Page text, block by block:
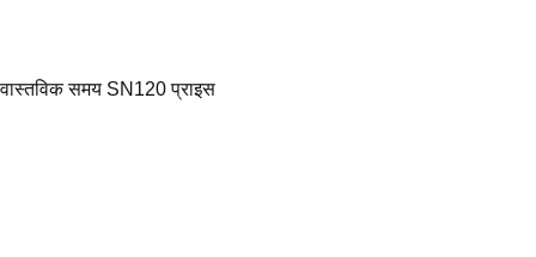
वास्तविक समय SN120 प्राइस